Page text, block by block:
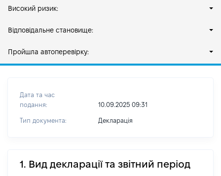
Високий ризик:
Відповідальне становище:
Пройшла автоперевірку:
Дата та час
подання:
10.09.2025 09:31
Тип документа: Декларація
1. Вид декларації та звітний період